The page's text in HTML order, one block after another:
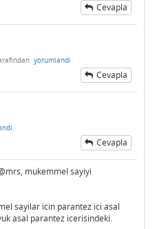
Cevapla
yorumlandı
Cevapla
Cevapla
mukemmel sayiyi
sayilar icin parantez ici asal
asal parantez icerisindeki.